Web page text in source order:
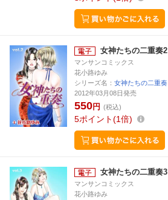
女神たちの二重奏2
マンサンコミックス
花小路ゆみ
シリーズ名： 女神たちの二重奏
2012年03月08日発売
550円 (税込)
5ポイント 1倍
女神たちの二重奏3
マンサンコミックス
花小路ゆみ